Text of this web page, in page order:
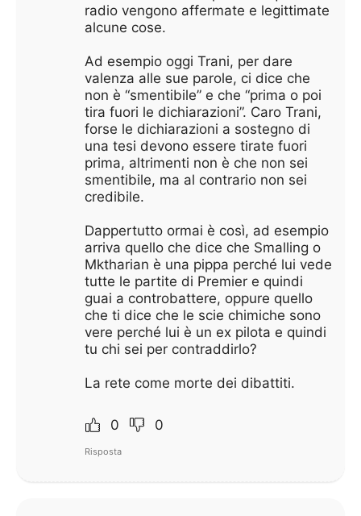
radio vengono affermate e legittimate
alcune cose.
Ad esempio oggi Trani, per dare
valenza alle sue parole, ci dice che
non è “smentibile” e che “prima o poi
tira fuori le dichiarazioni”. Caro Trani,
forse le dichiarazioni a sostegno di
una tesi devono essere tirate fuori
prima, altrimenti non è che non sei
smentibile, ma al contrario non sei
credibile.
Dappertutto ormai è così, ad esempio
arriva quello che dice che Smalling o
Mktharian è una pippa perché lui vede
tutte le partite di Premier e quindi
guai a controbattere, oppure quello
che ti dice che le scie chimiche sono
vere perché lui è un ex pilota e quindi
tu chi sei per contraddirlo?
La rete come morte dei dibattiti.
0 0
Risposta